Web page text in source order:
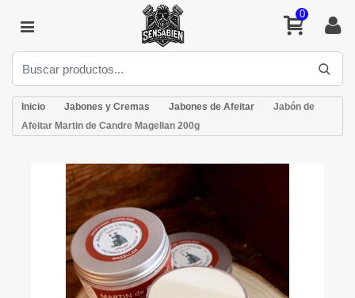
0
Inicio Jabones y Cremas Jabones de Afeitar
Jabón de
Afeitar Martin de Candre Magellan 200g